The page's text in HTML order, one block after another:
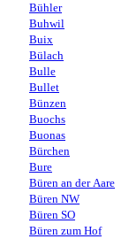
Bühler
Buhwil
Buix
Bülach
Bulle
Bullet
Bünzen
Buochs
Buonas
Bürchen
Bure
Büren an der Aare
Büren NW
Büren SO
Büren zum Hof